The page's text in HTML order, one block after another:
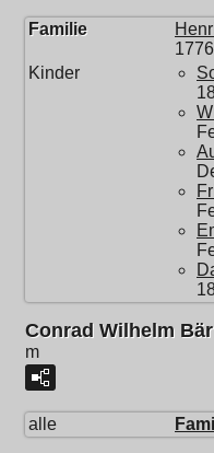
Familie
Kinder
Conrad Wilhelm Bär
m
alle